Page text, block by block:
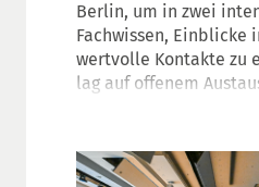
Berlin, um in zwei
Fachwissen, Einblicke
wertvolle Kontakte zu
lag auf offenem
besonderes Highlight
eines modernen